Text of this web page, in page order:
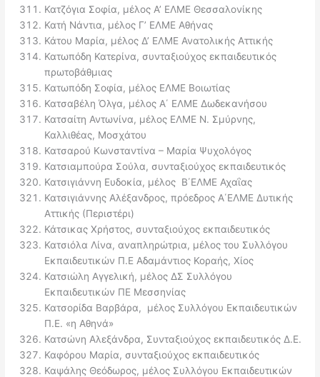
Κατζόγια Σοφία, μέλος Α’ ΕΛΜΕ Θεσσαλονίκης
Κατή Νάντια, μέλος Γ’ ΕΛΜΕ Αθήνας
Κάτου Μαρία, μέλος Δ’ ΕΛΜΕ Ανατολικής Αττικής
Κατωπόδη Κατερίνα, συνταξιούχος εκπαιδευτικός
πρωτοβάθμιας
Κατωπόδη Σοφία, μέλος ΕΛΜΕ Βοιωτίας
Κατσαβέλη Όλγα, μέλος Α΄ ΕΛΜΕ Δωδεκανήσου
Κατσαίτη Αντωνίνα, μέλος ΕΛΜΕ Ν. Σμύρνης,
Καλλιθέας, Μοσχάτου
Κατσαρού Κωνσταντίνα – Μαρία Ψυχολόγος
Κατσιαμπούρα Σούλα, συνταξιούχος εκπαιδευτικός
Κατσιγιάννη Ευδοκία, μέλος Β΄ΕΛΜΕ Αχαΐας
Κατσιγιάννης Αλέξανδρος, πρόεδρος Α΄ΕΛΜΕ Δυτικής
Αττικής (Περιστέρι)
Κάτσικας Χρήστος, συνταξιούχος εκπαιδευτικός
Κατσιόλα Λίνα, αναπληρώτρια, μέλος του Συλλόγου
Εκπαιδευτικών Π.Ε Αδαμάντιος Κοραής, Χίος
Κατσιώλη Αγγελική, μέλος ΔΣ Συλλόγου
Εκπαιδευτικών ΠΕ Μεσσηνίας
Κατσορίδα Βαρβάρα, μέλος Συλλόγου Εκπαιδευτικών
Π.Ε. «η Αθηνά»
Κατσώνη Αλεξάνδρα, Συνταξιούχος εκπαιδευτικός Δ.Ε.
Καφόρου Μαρία, συνταξιούχος εκπαιδευτικός
Καψάλης Θεόδωρος, μέλος Συλλόγου Εκπαιδευτικών